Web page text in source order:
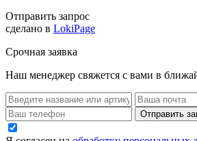
Отправить запрос
сделано в LokiPage
Срочная заявка
Наш менеджер свяжется с вами в